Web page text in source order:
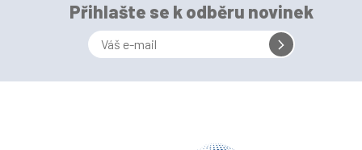
Přihlašte se k odběru novinek